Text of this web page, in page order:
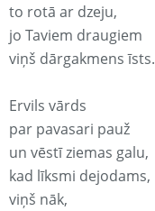
to rotā ar dzeju,
jo Taviem draugiem
viņš dārgakmens īsts.
Ervils vārds
par pavasari pauž
un vēstī ziemas galu,
kad līksmi dejodams,
viņš nāk,